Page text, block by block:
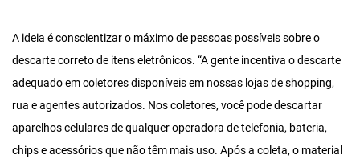
A ideia é conscientizar o máximo de pessoas possíveis sobre o
descarte correto de itens eletrônicos. “A gente incentiva o descarte
adequado em coletores disponíveis em nossas lojas de shopping,
rua e agentes autorizados. Nos coletores, você pode descartar
aparelhos celulares de qualquer operadora de telefonia, bateria,
chips e acessórios que não têm mais uso. Após a coleta, o material